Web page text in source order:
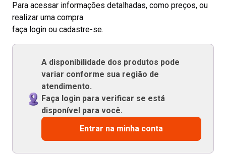
Para acessar informações detalhadas, como preços, ou
realizar uma compra
faça login ou cadastre-se.
A disponibilidade dos produtos pode
variar conforme sua região de
atendimento.
Faça login para verificar se está
disponível para você.
Entrar na minha conta